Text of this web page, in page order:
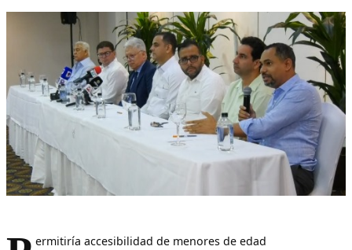
ermitiría accesibilidad de menores de edad